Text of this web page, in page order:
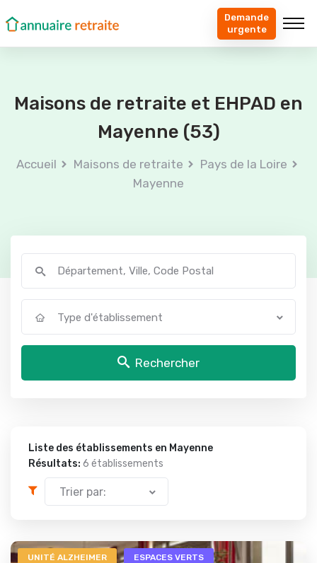
Demande
urgente
Maisons de retraite et EHPAD en
Mayenne (53)
Accueil Maisons de retraite
Pays de la Loire
Mayenne
Type d'établissement
Rechercher
Liste des établissements en Mayenne
Résultats: 6 établissements
Trier par:
UNITÉ ALZHEIMER ESPACES VERTS